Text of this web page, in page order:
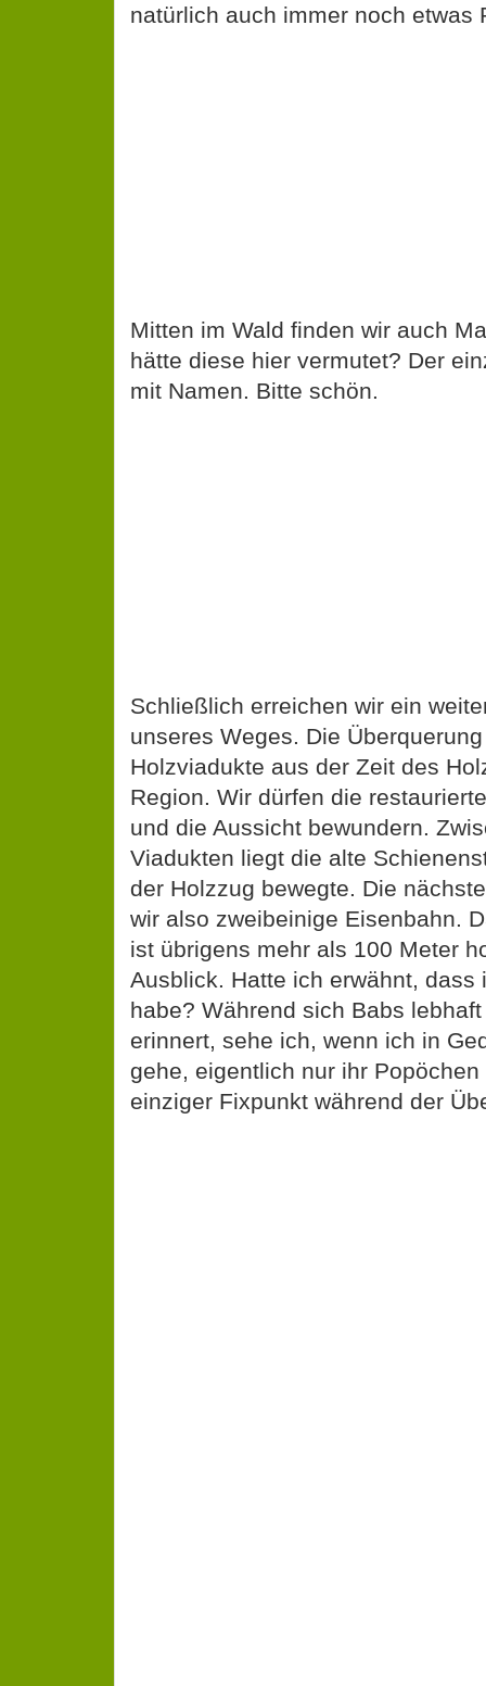
natürlich auch immer noch etwas
Mitten im Wald finden wir auch
hätte diese hier vermutet? Der
mit Namen. Bitte schön.
Schließlich erreichen wir ein
unseres Weges. Die
Holzviadukte aus der Zeit des
Region. Wir dürfen die
und die Aussicht bewundern.
Viadukten liegt die alte
der Holzzug bewegte. Die
wir also zweibeinige Eisenbahn.
ist übrigens mehr als 100 Meter
Ausblick. Hatte ich erwähnt, dass
habe? Während sich Babs
erinnert, sehe ich, wenn ich in
gehe, eigentlich nur ihr
einziger Fixpunkt während der